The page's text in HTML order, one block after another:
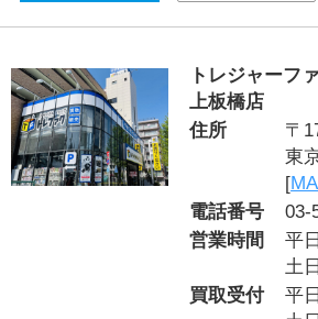
トレジャーフ
上板橋店
住所
〒
東
[
電話番号
03-
営業時間
平
土
買取受付
平